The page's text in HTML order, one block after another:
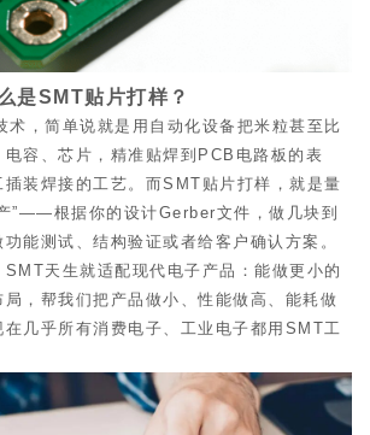
是SMT贴片打样？
术，简单说就是用自动化设备把米粒甚至比
容、芯片，精准贴焊到PCB电路板的表
装焊接的工艺。 而SMT贴片打样，就是量
”——根据你的设计Gerber文件，做几块到
能测试、结构验证或者给客户确认方案。
天生就适配现代电子产品：能做更小的
，帮我们把产品做小、性能做高、能耗做
几乎所有消费电子、工业电子都用SMT工